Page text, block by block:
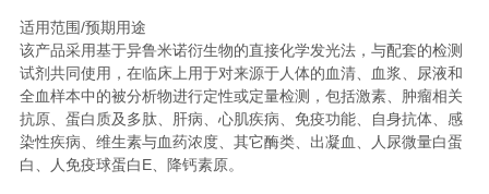
适用范围/预期用途
该产品采用基于异鲁米诺衍生物的直接化学发光法，与配套的检测
试剂共同使用，在临床上用于对来源于人体的血清、血浆、尿液和
全血样本中的被分析物进行定性或定量检测，包括激素、肿瘤相关
抗原、蛋白质及多肽、肝病、心肌疾病、免疫功能、自身抗体、感
染性疾病、维生素与血药浓度、其它酶类、出凝血、人尿微量白蛋
白、人免疫球蛋白E、降钙素原。